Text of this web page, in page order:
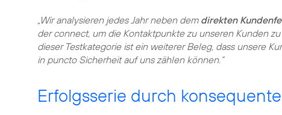
„Wir analysieren jedes Jahr neben dem direkten
der connect, um die Kontaktpunkte zu unseren Kunden zu
dieser Testkategorie ist ein weiterer Beleg, dass unsere
in puncto Sicherheit auf uns zählen können.“
Erfolgsserie durch